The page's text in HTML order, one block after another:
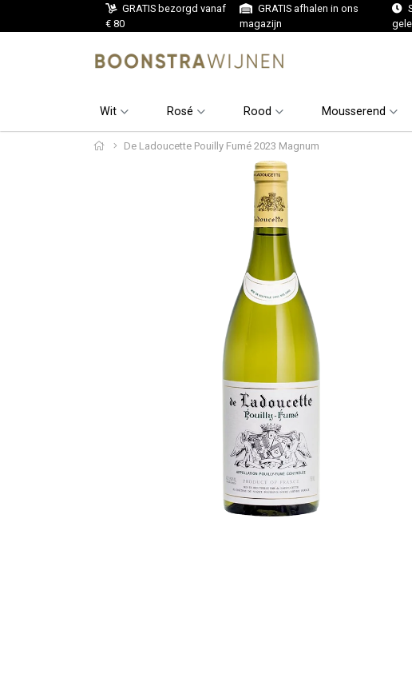
GRATIS bezorgd vanaf
€ 80
GRATIS afhalen in ons
magazijn
Wit Rosé Rood Mousserend
De Ladoucette Pouilly Fumé 2023 Magnum